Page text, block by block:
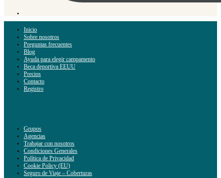
Inicio
Sobre nosotros
Preguntas frecuentes
Blog
Ayuda para elegir campamento
Beca deportiva EEUU
Precios
Contacto
Registro
Grupos
Agencias
Trabajar con nosotros
Condiciones Generales
Política de Privacidad
Cookie Policy (EU)
Seguro de Viaje – Coberturas